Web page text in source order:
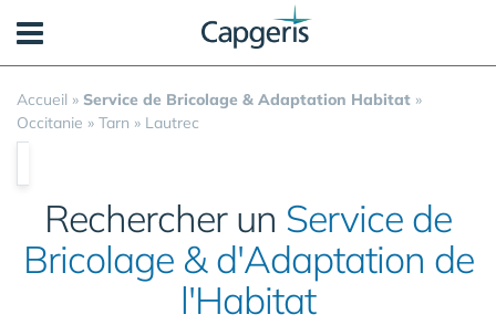
Accueil » Service de Bricolage & Adaptation Habitat »
Occitanie » Tarn » Lautrec
Rechercher un Service de
Bricolage & d'Adaptation de
l'Habitat